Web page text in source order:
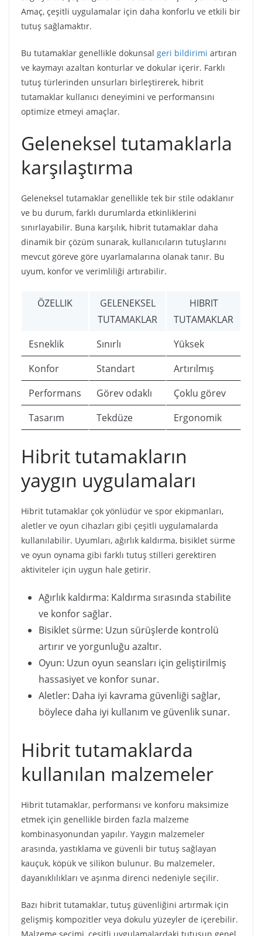
Amaç, çeşitli uygulamalar için daha konforlu ve etkili bir
tutuş sağlamaktır.
Bu tutamaklar genellikle dokunsal geri bildirimi artıran
ve kaymayı azaltan konturlar ve dokular içerir. Farklı
tutuş türlerinden unsurları birleştirerek, hibrit
tutamaklar kullanıcı deneyimini ve performansını
optimize etmeyi amaçlar.
Geleneksel tutamaklarla
karşılaştırma
Geleneksel tutamaklar genellikle tek bir stile odaklanır
ve bu durum, farklı durumlarda etkinliklerini
sınırlayabilir. Buna karşılık, hibrit tutamaklar daha
dinamik bir çözüm sunarak, kullanıcıların tutuşlarını
mevcut göreve göre uyarlamalarına olanak tanır. Bu
uyum, konfor ve verimliliği artırabilir.
ÖZELLIK
GELENEKSEL
TUTAMAKLAR
HIBRIT
TUTAMAKLAR
Esneklik
Sınırlı
Yüksek
Konfor
Standart
Artırılmış
Performans
Görev odaklı
Çoklu görev
Tasarım
Tekdüze Ergonomik
Hibrit tutamakların
yaygın uygulamaları
Hibrit tutamaklar çok yönlüdür ve spor ekipmanları,
aletler ve oyun cihazları gibi çeşitli uygulamalarda
kullanılabilir. Uyumları, ağırlık kaldırma, bisiklet sürme
ve oyun oynama gibi farklı tutuş stilleri gerektiren
aktiviteler için uygun hale getirir.
Ağırlık kaldırma: Kaldırma sırasında stabilite
ve konfor sağlar.
Bisiklet sürme: Uzun sürüşlerde kontrolü
artırır ve yorgunluğu azaltır.
Oyun: Uzun oyun seansları için geliştirilmiş
hassasiyet ve konfor sunar.
Aletler: Daha iyi kavrama güvenliği sağlar,
böylece daha iyi kullanım ve güvenlik sunar.
Hibrit tutamaklarda
kullanılan malzemeler
Hibrit tutamaklar, performansı ve konforu maksimize
etmek için genellikle birden fazla malzeme
kombinasyonundan yapılır. Yaygın malzemeler
arasında, yastıklama ve güvenli bir tutuş sağlayan
kauçuk, köpük ve silikon bulunur. Bu malzemeler,
dayanıklılıkları ve aşınma direnci nedeniyle seçilir.
Bazı hibrit tutamaklar, tutuş güvenliğini artırmak için
gelişmiş kompozitler veya dokulu yüzeyler de içerebilir.